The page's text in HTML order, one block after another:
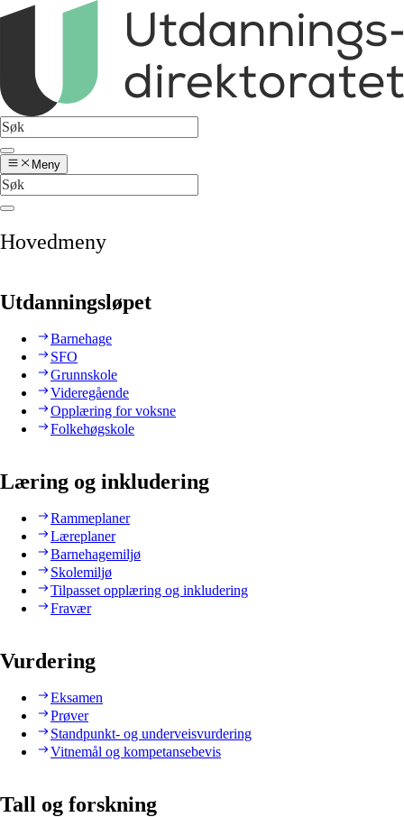
Meny
Hovedmeny
Utdanningsløpet
Barnehage
SFO
Grunnskole
Videregående
Opplæring for voksne
Folkehøgskole
Læring og inkludering
Rammeplaner
Læreplaner
Barnehagemiljø
Skolemiljø
Tilpasset opplæring og inkludering
Fravær
Vurdering
Eksamen
Prøver
Standpunkt- og underveisvurdering
Vitnemål og kompetansebevis
Tall og forskning